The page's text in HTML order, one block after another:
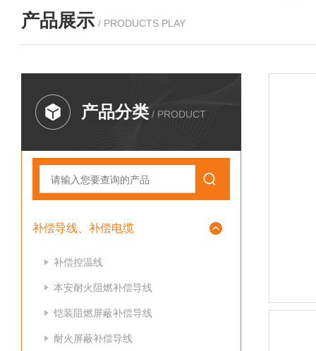
产品展示 / PRODUCTS PLAY
产品分类 / PRODUCT
补偿导线、补偿电缆
补偿控温线
本安耐火阻燃补偿导线
铠装阻燃屏蔽补偿导线
耐火屏蔽补偿导线